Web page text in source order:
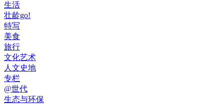
生活
壮龄go!
特写
美食
旅行
文化艺术
人文史地
专栏
@世代
生态与环保